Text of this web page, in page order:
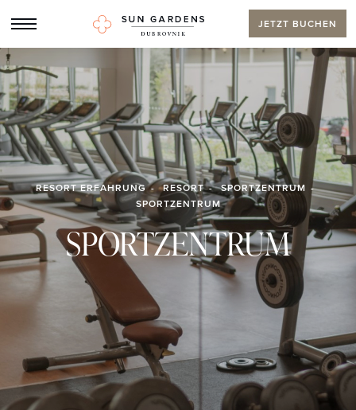
JETZT BUCHEN
RESORT ERFAHRUNG RESORT
SPORTZENTRUM
SPORTZENTRUM
SPORTZENTRUM